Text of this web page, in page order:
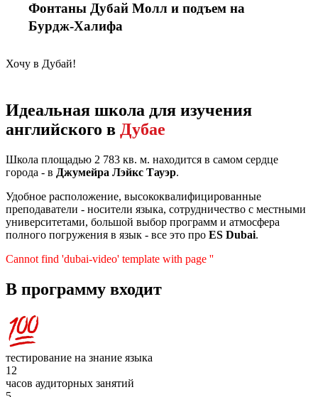
Фонтаны Дубай Молл и подъем на
Бурдж-Халифа
Хочу в Дубай!
Идеальная школа для изучения
английского в Дубае
Школа площадью 2 783 кв. м. находится в самом сердце
города - в Джумейра Лэйкс Тауэр.
Удобное расположение, высококвалифицированные
преподаватели - носители языка, сотрудничество с местными
университетами, большой выбор программ и атмосфера
полного погружения в язык - все это про ES Dubai.
Cannot find 'dubai-video' template with page ''
В программу входит
тестирование на знание языка
12
часов аудиторных занятий